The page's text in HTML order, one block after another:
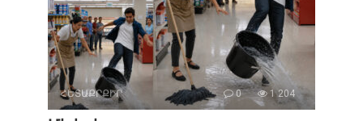
ՀԵՏԱՔՐՔԻՐ 0 1 204